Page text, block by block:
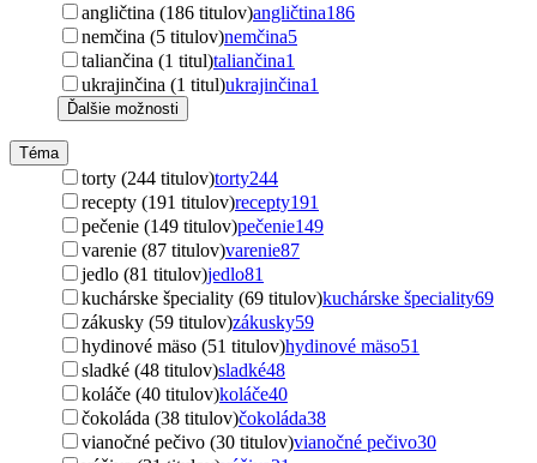
angličtina (186 titulov)angličtina186
nemčina (5 titulov)nemčina5
taliančina (1 titul)taliančina1
ukrajinčina (1 titul)ukrajinčina1
Ďalšie možnosti
Téma
torty (244 titulov)torty244
recepty (191 titulov)recepty191
pečenie (149 titulov)pečenie149
varenie (87 titulov)varenie87
jedlo (81 titulov)jedlo81
kuchárske špeciality (69 titulov)kuchárske špeciality69
zákusky (59 titulov)zákusky59
hydinové mäso (51 titulov)hydinové mäso51
sladké (48 titulov)sladké48
koláče (40 titulov)koláče40
čokoláda (38 titulov)čokoláda38
vianočné pečivo (30 titulov)vianočné pečivo30